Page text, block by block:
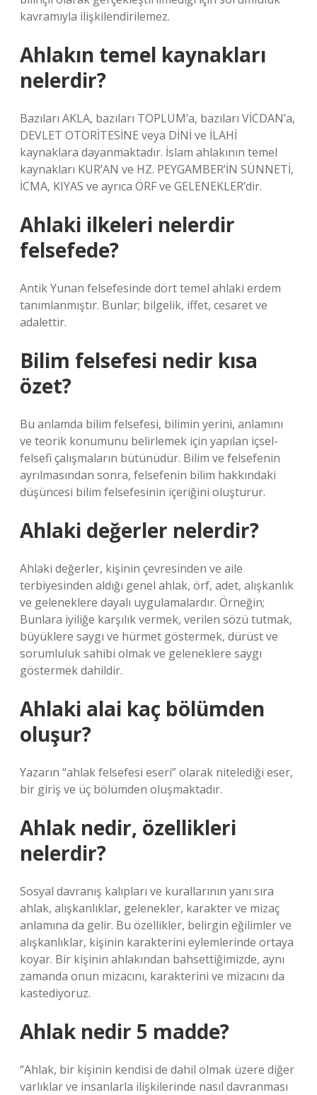
kavramıyla ilişkilendirilemez.
Ahlakın temel kaynakları
nelerdir?
Bazıları AKLA, bazıları TOPLUM’a, bazıları VİCDAN’a,
DEVLET OTORİTESİNE veya DİNİ ve İLAHİ
kaynaklara dayanmaktadır. İslam ahlakının temel
kaynakları KUR’AN ve HZ. PEYGAMBER’İN SÜNNETİ,
İCMA, KIYAS ve ayrıca ÖRF ve GELENEKLER’dir.
Ahlaki ilkeleri nelerdir
felsefede?
Antik Yunan felsefesinde dört temel ahlaki erdem
tanımlanmıştır. Bunlar; bilgelik, iffet, cesaret ve
adalettir.
Bilim felsefesi nedir kısa
özet?
Bu anlamda bilim felsefesi, bilimin yerini, anlamını
ve teorik konumunu belirlemek için yapılan içsel-
felsefi çalışmaların bütünüdür. Bilim ve felsefenin
ayrılmasından sonra, felsefenin bilim hakkındaki
düşüncesi bilim felsefesinin içeriğini oluşturur.
Ahlaki değerler nelerdir?
Ahlaki değerler, kişinin çevresinden ve aile
terbiyesinden aldığı genel ahlak, örf, adet, alışkanlık
ve geleneklere dayalı uygulamalardır. Örneğin;
Bunlara iyiliğe karşılık vermek, verilen sözü tutmak,
büyüklere saygı ve hürmet göstermek, dürüst ve
sorumluluk sahibi olmak ve geleneklere saygı
göstermek dahildir.
Ahlaki alai kaç bölümden
oluşur?
Yazarın “ahlak felsefesi eseri” olarak nitelediği eser,
bir giriş ve üç bölümden oluşmaktadır.
Ahlak nedir, özellikleri
nelerdir?
Sosyal davranış kalıpları ve kurallarının yanı sıra
ahlak, alışkanlıklar, gelenekler, karakter ve mizaç
anlamına da gelir. Bu özellikler, belirgin eğilimler ve
alışkanlıklar, kişinin karakterini eylemlerinde ortaya
koyar. Bir kişinin ahlakından bahsettiğimizde, aynı
zamanda onun mizacını, karakterini ve mizacını da
kastediyoruz.
Ahlak nedir 5 madde?
“Ahlak, bir kişinin kendisi de dahil olmak üzere diğer
varlıklar ve insanlarla ilişkilerinde nasıl davranması